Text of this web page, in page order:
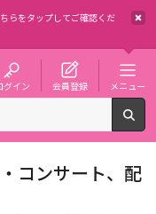
らをタップしてご確認くだ
グイン 会員登録 メニュー
コンサート、配